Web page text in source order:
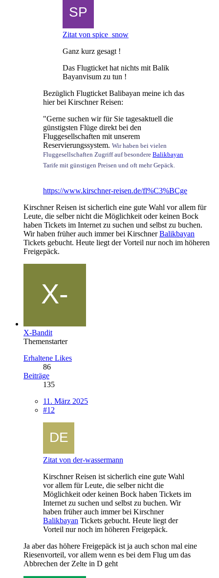
Zitat von spice_snow
Ganz kurz gesagt !
Das Flugticket hat nichts mit Balik
Bayanvisum zu tun !
Bezüglich Flugticket Balibayan meine ich das
hier bei Kirschner Reisen:
"Gerne suchen wir für Sie tagesaktuell die
günstigsten Flüge direkt bei den
Fluggesellschaften mit unserem
Reservierungssystem. Wir haben bei vielen
Fluggesellschaften Zugriff auf besondere Balikbayan
Tarife mit günstigen Preisen und oft mehr Gepäck.
https://www.kirschner-reisen.de/fl%C3%BCge
Kirschner Reisen ist sicherlich eine gute Wahl vor allem für
Leute, die selber nicht die Möglichkeit oder keinen Bock
haben Tickets im Internet zu suchen und selbst zu buchen.
Wir haben früher auch immer bei KirschnerBalikbayan
Tickets gebucht. Heute liegt der Vorteil nur noch im höheren
Freigepäck.
X-Bandit
Themenstarter
Erhaltene Likes
86
Beiträge
135
11. März 2025
#12
Zitat von der-wassermann
Kirschner Reisen ist sicherlich eine gute Wahl
vor allem für Leute, die selber nicht die
Möglichkeit oder keinen Bock haben Tickets im
Internet zu suchen und selbst zu buchen. Wir
haben früher auch immer bei Kirschner
Balikbayan Tickets gebucht. Heute liegt der
Vorteil nur noch im höheren Freigepäck.
Ja aber das höhere Freigepäck ist ja auch schon mal eine
Riesenvorteil, vor allem wenn es bei dem Flug um das
Abbrechen der Zelte in D geht